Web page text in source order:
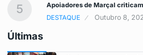
5
Apoiadores de Marçal
DESTAQUE
Outubro 8,
Últimas